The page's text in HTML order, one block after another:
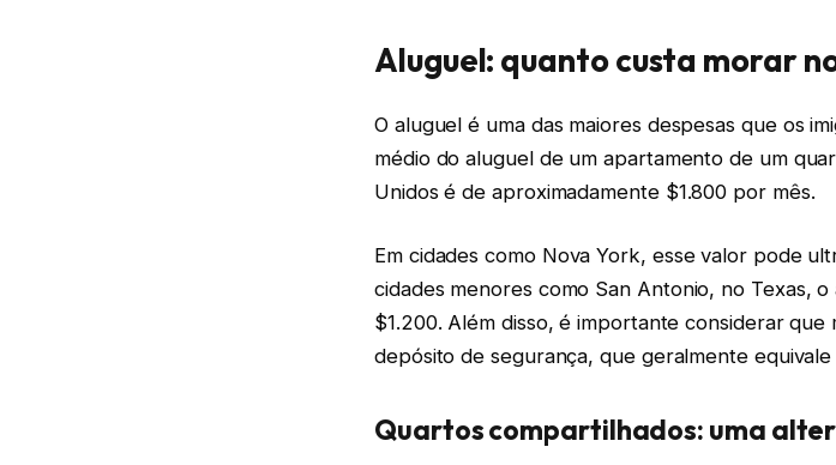
Aluguel: quanto custa morar
O aluguel é uma das maiores despesas que os
médio do aluguel de um apartamento de um
Unidos é de aproximadamente $1.800 por mês.
Em cidades como Nova York, esse valor pode
cidades menores como San Antonio, no Texas,
$1.200. Além disso, é importante considerar
depósito de segurança, que geralmente
Quartos compartilhados: uma